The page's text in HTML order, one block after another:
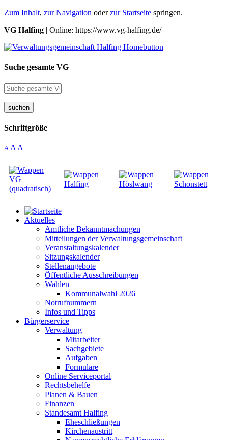
Zum Inhalt, zur Navigation oderzur Startseite springen.
VG Halfing | Online: https://www.vg-halfing.de/
Suche gesamte VG
suchen
Schriftgröße
A A A
Aktuelles
Amtliche Bekanntmachungen
Mitteilungen der Verwaltungsgemeinschaft
Veranstaltungskalender
Sitzungskalender
Stellenangebote
Öffentliche Ausschreibungen
Wahlen
Kommunalwahl 2026
Notrufnummern
Infos und Tipps
Bürgerservice
Verwaltung
Mitarbeiter
Sachgebiete
Aufgaben
Formulare
Online Serviceportal
Rechtsbehelfe
Planen & Bauen
Finanzen
Standesamt Halfing
Eheschließungen
Kirchenaustritt